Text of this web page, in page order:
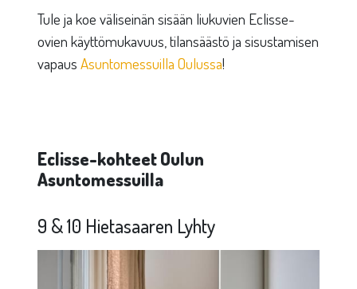
Tule ja koe väliseinän sisään liukuvien Eclisse-
ovien käyttömukavuus, tilansäästö ja sisustamisen
vapaus Asuntomessuilla Oulussa!
Eclisse-kohteet Oulun
Asuntomessuilla
9 & 10 Hietasaaren Lyhty